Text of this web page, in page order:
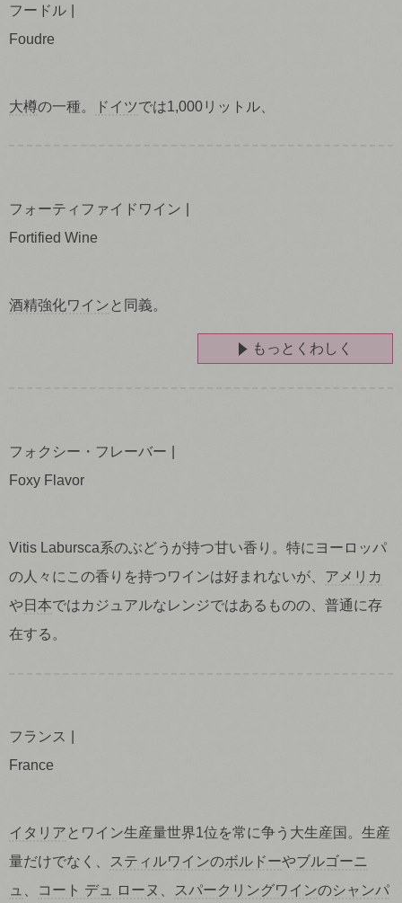
フードル
Foudre
大樽の一種。 ドイツでは1,000リットル、
フォーティファイドワイン
Fortified Wine
酒精強化ワイン と同義。
もっとくわしく
フォクシー・フレーバー
Foxy Flavor
Vitis Labursca系のぶどうが持つ甘い香り。特にヨーロッパ
の人々にこの香りを持つワインは好まれないが、 アメリカ
や 日本ではカジュアルなレンジではあるものの、普通に存
在する。
フランス
France
イタリア とワイン生産量世界1位を常に争う大生産国。生産
量だけでなく、
スティルワインのボルドーやブルゴーニ
ュ
コート デュ ローヌ スパークリングワインのシャンパ